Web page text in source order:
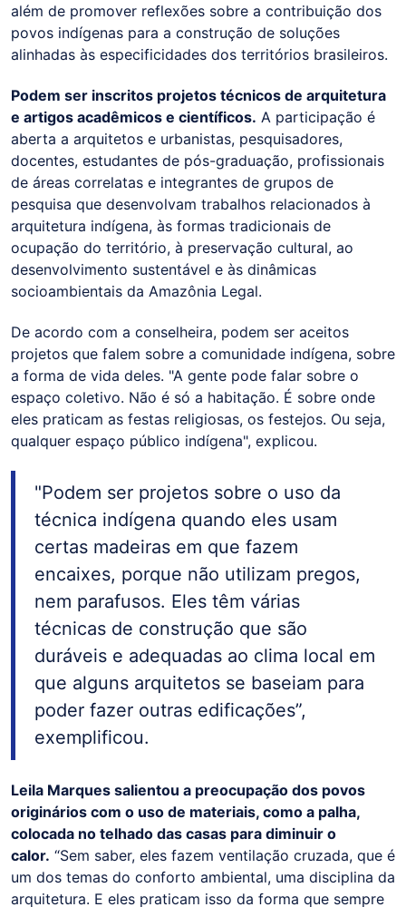
além de promover reflexões sobre a contribuição dos
povos indígenas para a construção de soluções
alinhadas às especificidades dos territórios brasileiros.
Podem ser inscritos projetos técnicos de arquitetura
e artigos acadêmicos e científicos. A participação é
aberta a arquitetos e urbanistas, pesquisadores,
docentes, estudantes de pós-graduação, profissionais
de áreas correlatas e integrantes de grupos de
pesquisa que desenvolvam trabalhos relacionados à
arquitetura indígena, às formas tradicionais de
ocupação do território, à preservação cultural, ao
desenvolvimento sustentável e às dinâmicas
socioambientais da Amazônia Legal.
De acordo com a conselheira, podem ser aceitos
projetos que falem sobre a comunidade indígena, sobre
a forma de vida deles. "A gente pode falar sobre o
espaço coletivo. Não é só a habitação. É sobre onde
eles praticam as festas religiosas, os festejos. Ou seja,
qualquer espaço público indígena", explicou.
"Podem ser projetos sobre o uso da
técnica indígena quando eles usam
certas madeiras em que fazem
encaixes, porque não utilizam pregos,
nem parafusos. Eles têm várias
técnicas de construção que são
duráveis e adequadas ao clima local em
que alguns arquitetos se baseiam para
poder fazer outras edificações”,
exemplificou.
Leila Marques salientou a preocupação dos povos
originários com o uso de materiais, como a palha,
colocada no telhado das casas para diminuir o
calor. “Sem saber, eles fazem ventilação cruzada, que é
um dos temas do conforto ambiental, uma disciplina da
arquitetura. E eles praticam isso da forma que sempre